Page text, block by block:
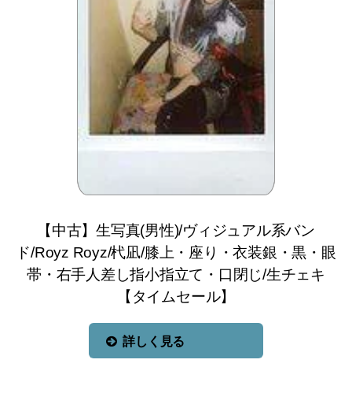
【中古】生写真(男性)/ヴィジュアル系バン
ド/Royz Royz/杙凪/膝上・座り・衣装銀・黒・眼
帯・右手人差し指小指立て・口閉じ/生チェキ
【タイムセール】
詳しく見る